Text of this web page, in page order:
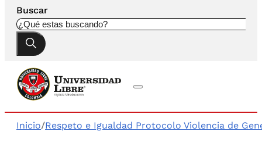
Buscar
Inicio/Respeto e Igualdad Protocolo Violencia de